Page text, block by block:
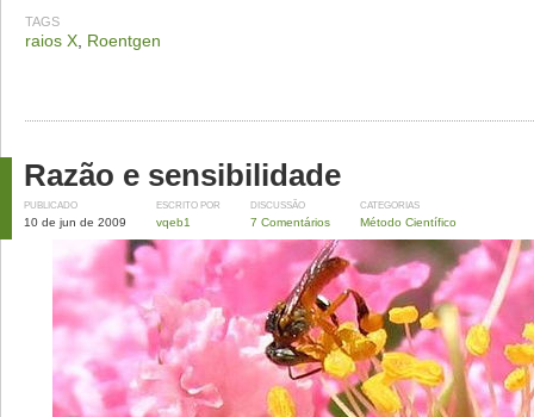
TAGS
raios X Roentgen
Razão e sensibilidade
PUBLICADO
10 de jun de 2009
ESCRITO POR
vqeb1
DISCUSSÃO
7 Comentários
CATEGORIAS
Método Científico